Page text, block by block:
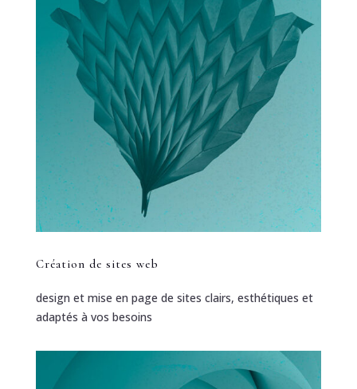
Création de sites web
design et mise en page de sites clairs, esthétiques et
adaptés à vos besoins